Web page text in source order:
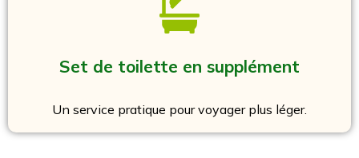
Set de toilette en supplément
Un service pratique pour voyager plus léger.